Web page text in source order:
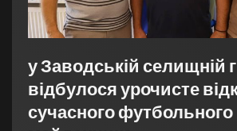
у Заводській селищній
відбулося урочисте
сучасного футбольного